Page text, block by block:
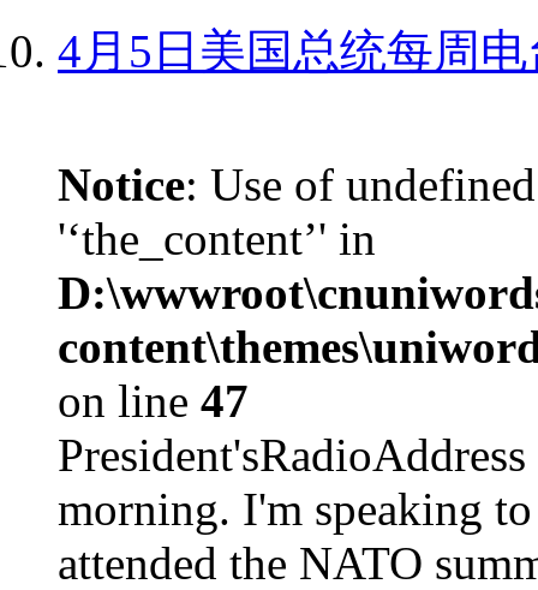
4月5日美国总统每周
Notice: Use of
'‘the_content’' in
on line 47
morning. I'm speaking
attended the NATO